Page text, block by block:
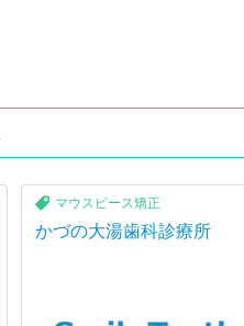
マウスピース矯正
かづの大湯歯科診療所